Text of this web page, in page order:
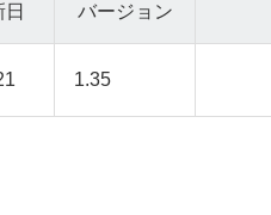
バージョン
1.35